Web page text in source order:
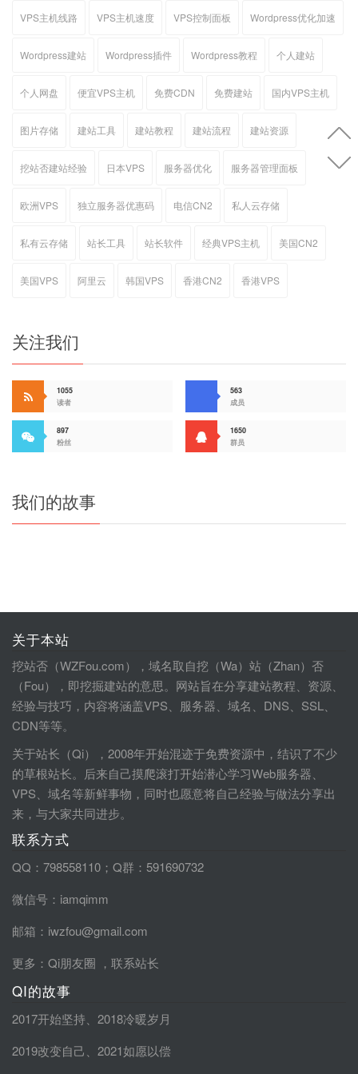
VPS主机线路 VPS主机速度 VPS控制面板 Wordpress优化加速
Wordpress建站 Wordpress插件 Wordpress教程 个人建站
个人网盘 便宜VPS主机 免费CDN 免费建站 国内VPS主机
图片存储 建站工具 建站教程 建站流程 建站资源
挖站否建站经验 日本VPS 服务器优化 服务器管理面板
欧洲VPS 独立服务器优惠码 电信CN2 私人云存储
私有云存储 站长工具 站长软件 经典VPS主机 美国CN2
美国VPS 阿里云 韩国VPS 香港CN2 香港VPS
关注我们
1055
读者
563
成员
897
粉丝
1650
群员
我们的故事
关于本站
挖站否（WZFou.com），域名取自挖（Wa）站（Zhan）否
（Fou），即挖掘建站的意思。网站旨在分享建站教程、资源、
经验与技巧，内容将涵盖VPS、服务器、域名、DNS、SSL、
CDN等等。
关于站长（Qi），2008年开始混迹于免费资源中，结识了不少
的草根站长。后来自己摸爬滚打开始潜心学习Web服务器、
VPS、域名等新鲜事物，同时也愿意将自己经验与做法分享出
来，与大家共同进步。
联系方式
QQ：798558110；Q群：591690732
微信号：iamqimm
邮箱：iwzfou@gmail.com
更多： Qi朋友圈 ， 联系站长
QI的故事
2017开始坚持、 2018冷暖岁月
2019改变自己、 2021如愿以偿